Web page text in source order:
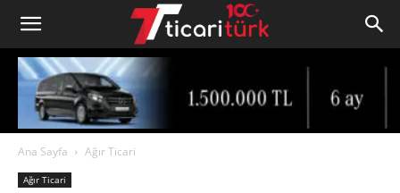
Ana Sayfa Ağır Ticari
Ağır Ticari